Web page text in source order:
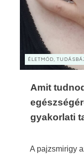
ÉLETMÓD,
Amit
gyakorlati
A pajzsmirigy